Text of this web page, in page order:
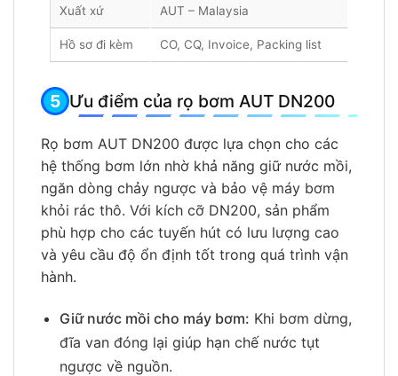
Xuất xứ AUT – Malaysia
Hồ sơ đi kèm CO, CQ, Invoice, Packing list
Ưu điểm của rọ bơm AUT DN200
Rọ bơm AUT DN200 được lựa chọn cho các
hệ thống bơm lớn nhờ khả năng giữ nước mồi,
ngăn dòng chảy ngược và bảo vệ máy bơm
khỏi rác thô. Với kích cỡ DN200, sản phẩm
phù hợp cho các tuyến hút có lưu lượng cao
và yêu cầu độ ổn định tốt trong quá trình vận
hành.
Giữ nước mồi cho máy bơm: Khi bơm dừng,
đĩa van đóng lại giúp hạn chế nước tụt
ngược về nguồn.